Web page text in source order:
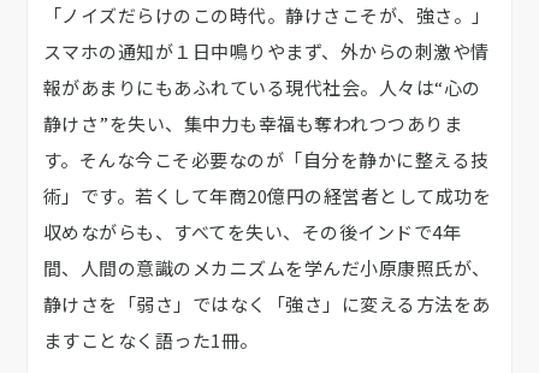
「ノイズだらけのこの時代。静けさこそが、強さ。」
スマホの通知が１日中鳴りやまず、外からの刺激や情
報があまりにもあふれている現代社会。人々は“心の
静けさ”を失い、集中力も幸福も奪われつつありま
す。そんな今こそ必要なのが「自分を静かに整える技
術」です。若くして年商20億円の経営者として成功を
収めながらも、すべてを失い、その後インドで4年
間、人間の意識のメカニズムを学んだ小原康照氏が、
静けさを「弱さ」ではなく「強さ」に変える方法をあ
ますことなく語った1冊。